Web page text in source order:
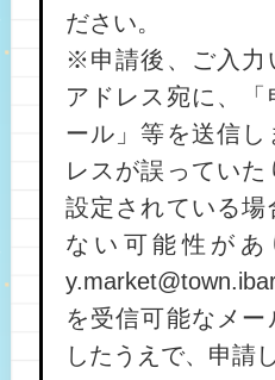
ださい。
※申請後、ご入力
アドレス宛に、「
ール」等を送信
レスが誤ってい
設定されている
ない可能性があ
を受信可能なメ
したうえで、申請